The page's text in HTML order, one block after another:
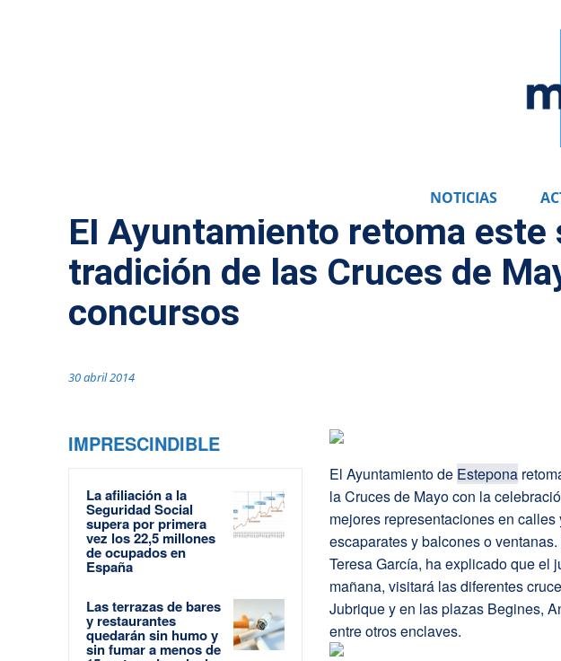
NOTICIAS
El Ayuntamiento retoma este
tradición de las Cruces de
concursos
30 abril 2014
IMPRESCINDIBLE
La afiliación a la
Seguridad Social
supera por primera
vez los 22,5 millones
de ocupados en
España
Las terrazas de bares
y restaurantes
quedarán sin humo y
sin fumar a menos de
El Ayuntamiento de Estepona
la Cruces de Mayo con la
mejores representaciones en
escaparates y balcones o
Teresa García, ha explicado que el
mañana, visitará las diferentes
Jubrique y en las plazas Begines,
entre otros enclaves.